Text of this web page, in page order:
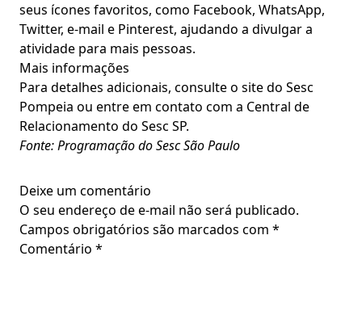
seus ícones favoritos, como Facebook, WhatsApp,
Twitter, e-mail e Pinterest, ajudando a divulgar a
atividade para mais pessoas.
Mais informações
Para detalhes adicionais, consulte o site do Sesc
Pompeia ou entre em contato com a Central de
Relacionamento do Sesc SP.
Fonte: Programação do Sesc São Paulo
Deixe um comentário
O seu endereço de e-mail não será publicado.
Campos obrigatórios são marcados com *
Comentário *